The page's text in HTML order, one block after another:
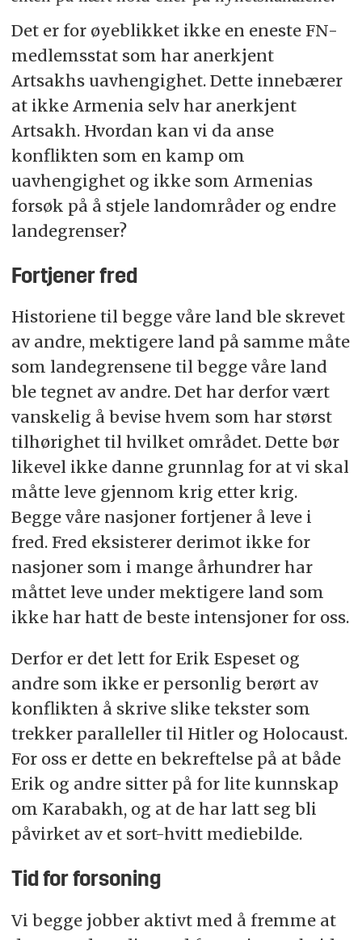
Det er for øyeblikket ikke en eneste FN-
medlemsstat som har anerkjent
Artsakhs uavhengighet. Dette innebærer
at ikke Armenia selv har anerkjent
Artsakh. Hvordan kan vi da anse
konflikten som en kamp om
uavhengighet og ikke som Armenias
forsøk på å stjele landområder og endre
landegrenser?
Fortjener fred
Historiene til begge våre land ble skrevet
av andre, mektigere land på samme måte
som landegrensene til begge våre land
ble tegnet av andre. Det har derfor vært
vanskelig å bevise hvem som har størst
tilhørighet til hvilket området. Dette bør
likevel ikke danne grunnlag for at vi skal
måtte leve gjennom krig etter krig.
Begge våre nasjoner fortjener å leve i
fred. Fred eksisterer derimot ikke for
nasjoner som i mange århundrer har
måttet leve under mektigere land som
ikke har hatt de beste intensjoner for oss.
Derfor er det lett for Erik Espeset og
andre som ikke er personlig berørt av
konflikten å skrive slike tekster som
trekker paralleller til Hitler og Holocaust.
For oss er dette en bekreftelse på at både
Erik og andre sitter på for lite kunnskap
om Karabakh, og at de har latt seg bli
påvirket av et sort-hvitt mediebilde.
Tid for forsoning
Vi begge jobber aktivt med å fremme at